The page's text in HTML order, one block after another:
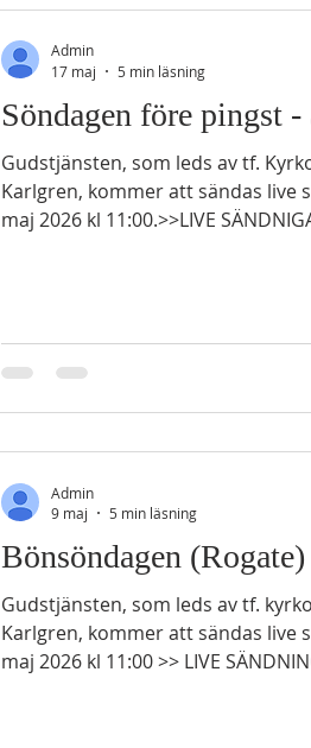
Söndagen före pingst -
Gudstjänsten, som leds av tf. Kyrkoherde Andreas
Karlgren, kommer att sändas live
maj 2026 kl 11:00.>>LIVE
och drack och lade sig ner igen. 7 Men Herrens ängel
”Stig upp och ät, för annars blir
Admin
17 maj
5 min läsning
Bönsöndagen
Gudstjänsten, som leds av tf. kyrkoherde Andreas
Karlgren, kommer att sändas live
maj 2026 kl 11:00 >> LIVE
Admin
9 maj
5 min läsning